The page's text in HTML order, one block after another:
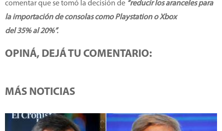
comentar que se tomó la decisión de “reducir los aranceles para
la importación de consolas como Playstation o Xbox
del 35% al 20%”.
OPINÁ, DEJÁ TU COMENTARIO:
MÁS NOTICIAS